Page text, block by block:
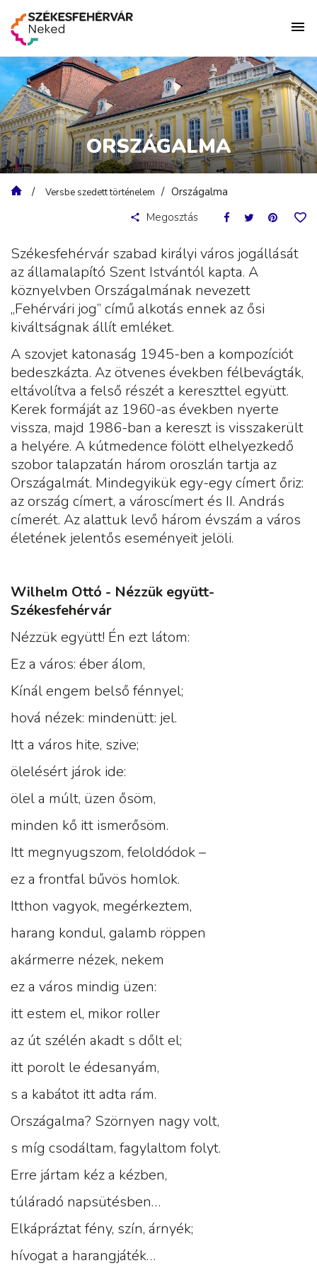
ORSZÁGALMA
Versbe szedett történelem
Országalma
Megosztás
Székesfehérvár szabad királyi város jogállását
az államalapító Szent Istvántól kapta. A
köznyelvben Országalmának nevezett
„Fehérvári jog” című alkotás ennek az ősi
kiváltságnak állít emléket.
A szovjet katonaság 1945-ben a kompozíciót
bedeszkázta. Az ötvenes években félbevágták,
eltávolítva a felső részét a kereszttel együtt.
Kerek formáját az 1960-as években nyerte
vissza, majd 1986-ban a kereszt is visszakerült
a helyére. A kútmedence fölött elhelyezkedő
szobor talapzatán három oroszlán tartja az
Országalmát. Mindegyikük egy-egy címert őriz:
az ország címert, a városcímert és II. András
címerét. Az alattuk levő három évszám a város
életének jelentős eseményeit jelöli.
Wilhelm Ottó - Nézzük együtt-
Székesfehérvár
Nézzük együtt! Én ezt látom:
Ez a város: éber álom,
Kínál engem belső fénnyel;
hová nézek: mindenütt: jel.
Itt a város hite, szive;
ölelésért járok ide:
ölel a múlt, üzen ősöm,
minden kő itt ismerősöm.
Itt megnyugszom, feloldódok –
ez a frontfal bűvös homlok.
Itthon vagyok, megérkeztem,
harang kondul, galamb röppen
akármerre nézek, nekem
ez a város mindig üzen:
itt estem el, mikor roller
az út szélén akadt s dőlt el;
itt porolt le édesanyám,
s a kabátot itt adta rám.
Országalma? Szörnyen nagy volt,
s míg csodáltam, fagylaltom folyt.
Erre jártam kéz a kézben,
túláradó napsütésben…
Elkápráztat fény, szín, árnyék;
hívogat a harangjáték…